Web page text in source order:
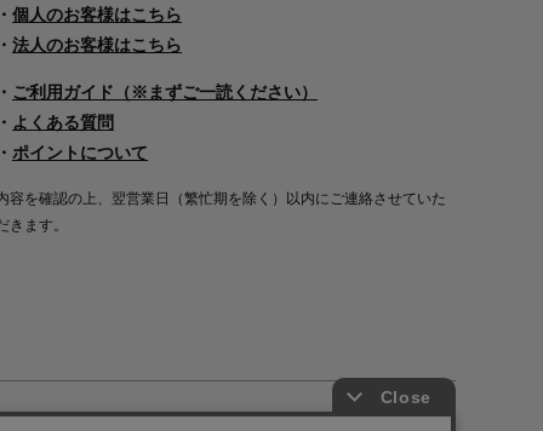
・ 個人のお客様はこちら
・ 法人のお客様はこちら
・ ご利用ガイド（※まずご一読ください）
・ よくある質問
・ ポイントについて
容を確認の上、翌営業日（繁忙期を除く）以内にご連絡させていた
きます。